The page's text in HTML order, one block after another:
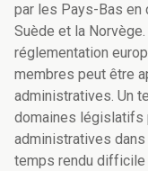
par les Pays-Bas en
Suède et la
réglementation
membres peut être
administratives. Un
domaines législatifs
administratives
temps rendu difficile